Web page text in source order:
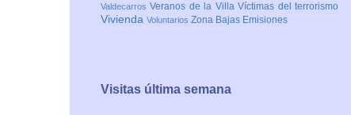
ValdecarrosVeranos de la VillaVíctimas del terrorismo
Vivienda Voluntarios Zona Bajas Emisiones
Visitas última semana